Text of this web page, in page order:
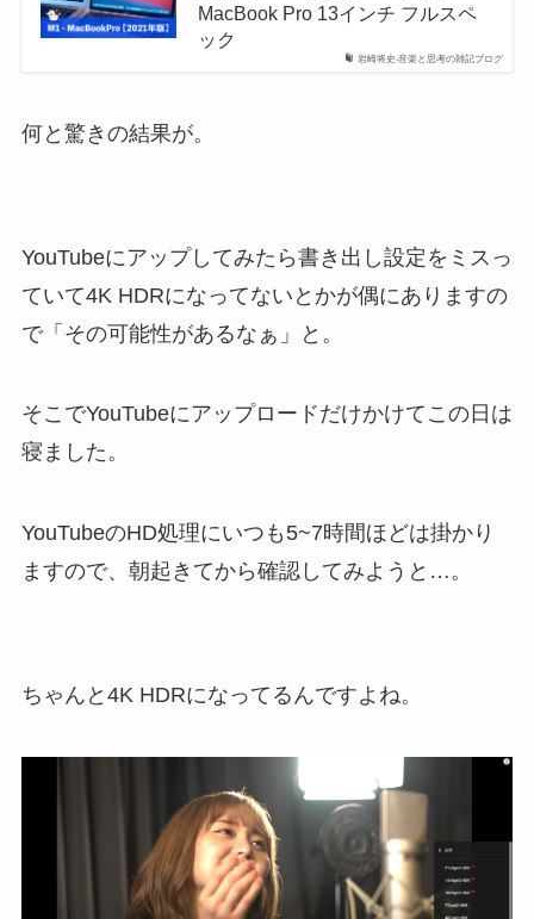
岩崎将史-音楽と思考の雑記ブログ
MacBook Pro 13インチ フルスペ
ック
何と驚きの結果が。
YouTubeにアップしてみたら書き出し設定をミスっ
ていて4K HDRになってないとかが偶にありますの
で「その可能性があるなぁ」と。
そこでYouTubeにアップロードだけかけてこの日は
寝ました。
YouTubeのHD処理にいつも5~7時間ほどは掛かり
ますので、朝起きてから確認してみようと…。
ちゃんと4K HDRになってるんですよね。